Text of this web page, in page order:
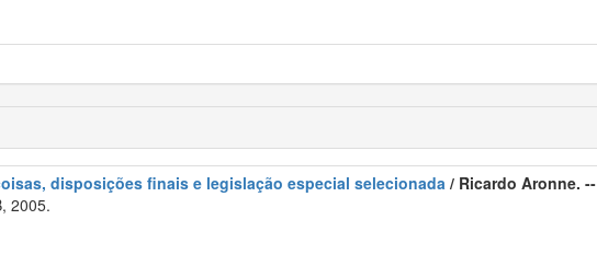
disposições finais e legislação especial selecionada/ Ricardo Aronne. --
2005.